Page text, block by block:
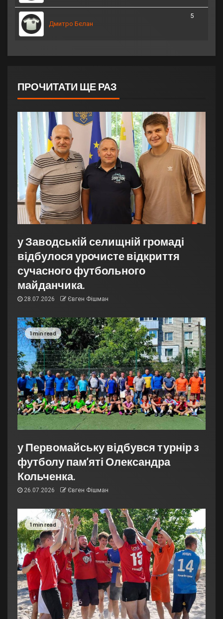
Дмитро Бєлан
5
ПРОЧИТАТИ ЩЕ РАЗ
у Заводській селищній громаді
відбулося урочисте відкриття
сучасного футбольного
майданчика.
28.07.2026 Євген Фішман
1 min read
у Первомайську відбувся турнір з
футболу пам’яті Олександра
Кольченка.
26.07.2026 Євген Фішман
1 min read